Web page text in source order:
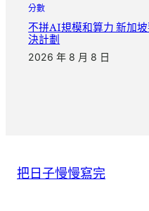
分數
不拼AI規模和算力 新加
決計劃
2026 年 8 月 8 日
把日子慢慢寫完